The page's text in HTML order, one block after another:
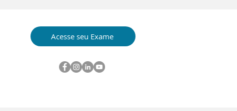
Acesse seu Exame